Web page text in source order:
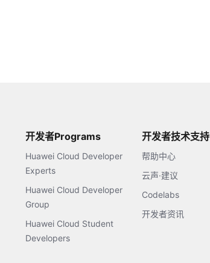
开发者Programs
Huawei Cloud Developer
Experts
Huawei Cloud Developer
Group
Huawei Cloud Student
Developers
开发者技术支持
帮助中心
云声·建议
Codelabs
开发者资讯